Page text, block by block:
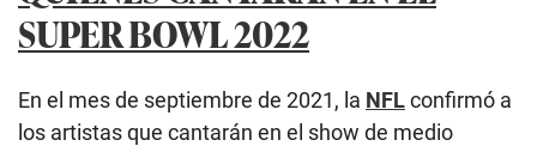
SUPER BOWL 2022
En el mes de septiembre de 2021, la NFLconfirmó a
los artistas que cantarán en el show de medio